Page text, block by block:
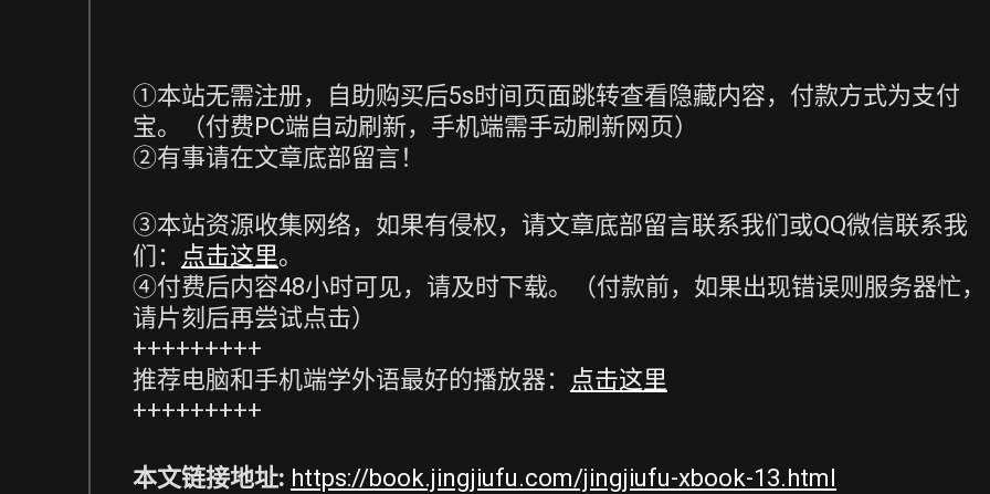
①本站无需注册，自助购买后5s时间页面跳转查看隐藏内容，付款方式为支付
宝。（付费PC端自动刷新，手机端需手动刷新网页）
②有事请在文章底部留言！
③本站资源收集网络，如果有侵权，请文章底部留言联系我们或QQ微信联系我
们： 点击这里。
④付费后内容48小时可见，请及时下载。（付款前，如果出现错误则服务器忙，
请片刻后再尝试点击）
+++++++++
推荐电脑和手机端学外语最好的播放器： 点击这里
+++++++++
本文链接地址: https://book.jingjiufu.com/jingjiufu-xbook-13.html